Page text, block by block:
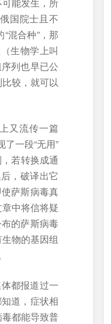
国院士且不
混合种”，那
生物学上叫
列也早已公
较，就可以
又流传一篇
一段“无用”
若转换成通
，破译出它
萨斯病毒真
中将信将疑
的萨斯病毒
物的基因组
都报道过一
道，症状相
都能导致普